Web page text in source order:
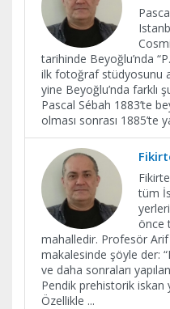
tarihinde Beyoğlu’nda
ilk fotoğraf stüdyosunu
yine Beyoğlu’nda farklı
Pascal Sébah 1883’te
olması sonrası 1885’te
tüm
önce
mahalledir. Profesör Arif
makalesinde şöyle der:
ve daha sonraları
Pendik prehistorik
Özellikle ...